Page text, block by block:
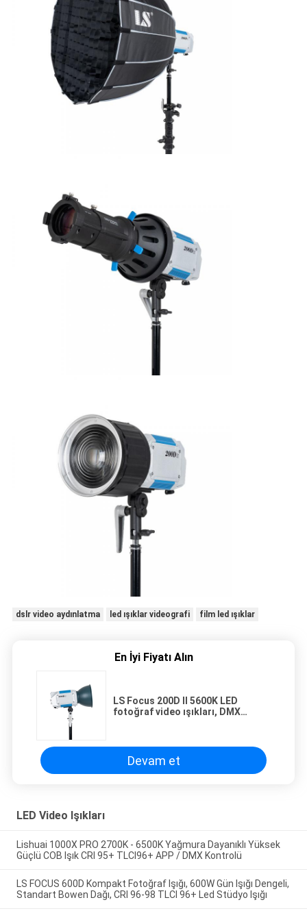
dslr video aydınlatma led ışıklar videografi film led ışıklar
En İyi Fiyatı Alın
LS Focus 200D II 5600K LED
fotoğraf video ışıkları, DMX
Devam et
LED Video Işıkları
Lishuai 1000X PRO 2700K - 6500K Yağmura Dayanıklı Yüksek
Güçlü COB Işık CRI 95+ TLCI96+ APP / DMX Kontrolü
LS FOCUS 600D Kompakt Fotoğraf Işığı, 600W Gün Işığı Dengeli,
Standart Bowen Dağı, CRI 96-98 TLCI 96+ Led Stüdyo Işığı